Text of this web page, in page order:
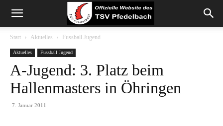
Start Aktuelles Fussball Jugend
Aktuelles Fussball Jugend
A-Jugend: 3. Platz beim
Hallenmasters in Öhringen
7. Januar 2011